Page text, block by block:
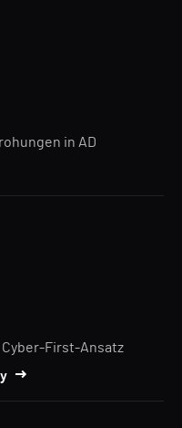
in AD
First-Ansatz